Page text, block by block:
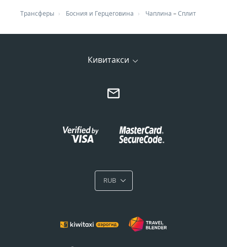
Трансферы Босния и Герцеговина Чаплина –Сплит
Кивитакси
RUB